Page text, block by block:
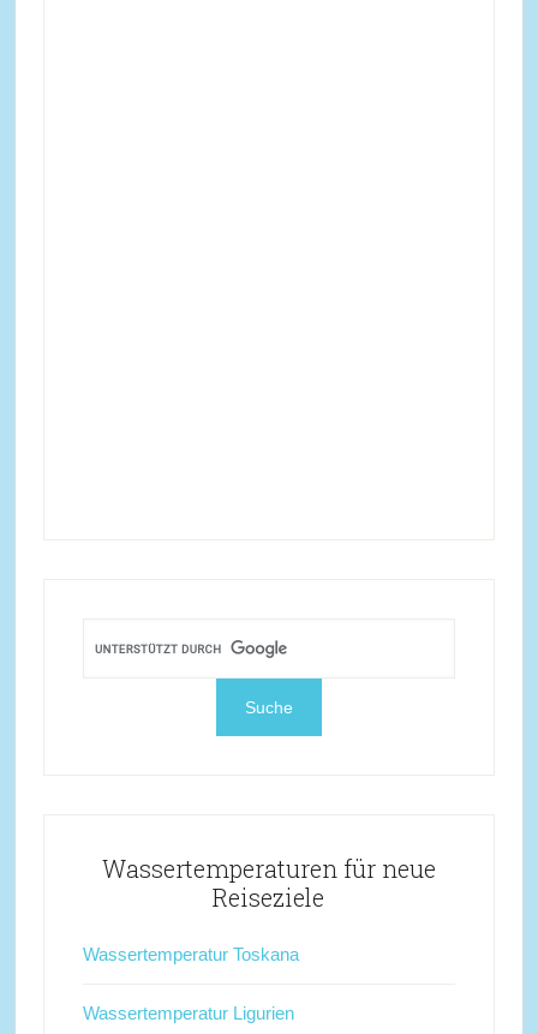
Wassertemperaturen für neue
Reiseziele
Wassertemperatur Toskana
Wassertemperatur Ligurien